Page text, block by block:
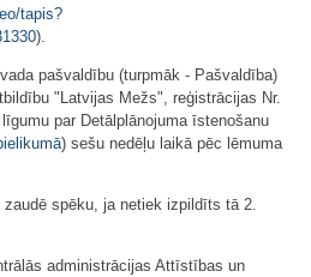
tapis?
).
pašvaldību (turpmāk - Pašvaldība)
"Latvijas Mežs", reģistrācijas Nr.
par Detālplānojuma īstenošanu
) sešu nedēļu laikā pēc lēmuma
spēku, ja netiek izpildīts tā 2.
administrācijas Attīstības un